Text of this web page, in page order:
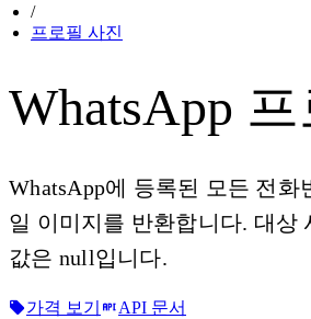
/
프로필 사진
WhatsApp
WhatsApp에 등록된 모든 전화
일 이미지를 반환합니다. 대상
값은 null입니다.
가격 보기 API 문서